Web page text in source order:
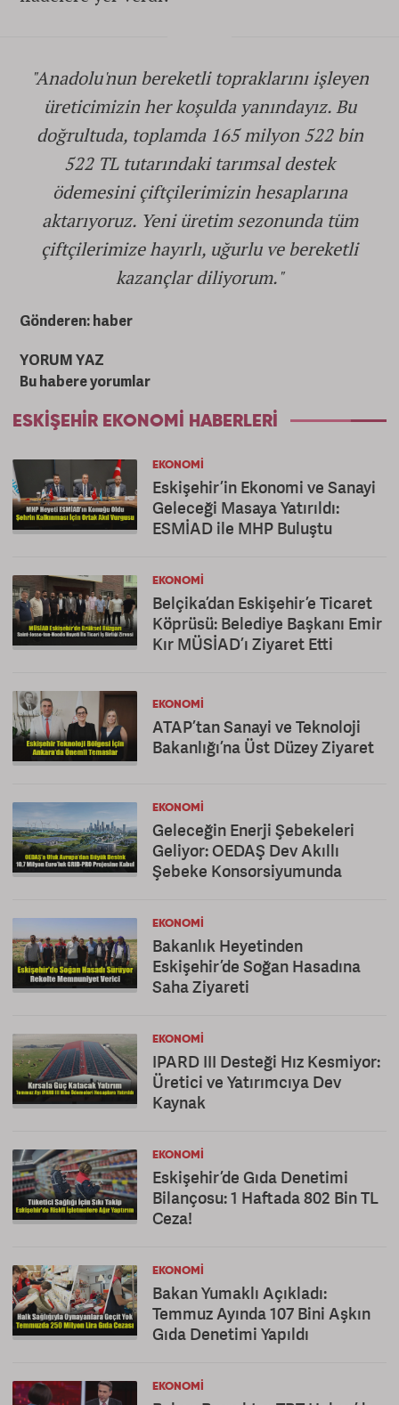
"Anadolu'nun bereketli topraklarını işleyen
üreticimizin her koşulda yanındayız. Bu
doğrultuda, toplamda 165 milyon 522 bin
522 TL tutarındaki tarımsal destek
ödemesini çiftçilerimizin hesaplarına
aktarıyoruz. Yeni üretim sezonunda tüm
çiftçilerimize hayırlı, uğurlu ve bereketli
kazançlar diliyorum."
Gönderen: haber
YORUM YAZ
Bu habere yorumlar
ESKIŞEHIR EKONOMI HABERLERI
EKONOMI
Eskişehir’in Ekonomi ve Sanayi
Geleceği Masaya Yatırıldı:
ESMİAD ile MHP Buluştu
EKONOMI
Belçika’dan Eskişehir’e Ticaret
Köprüsü: Belediye Başkanı Emir
Kır MÜSİAD’ı Ziyaret Etti
EKONOMI
ATAP’tan Sanayi ve Teknoloji
Bakanlığı’na Üst Düzey Ziyaret
EKONOMI
Geleceğin Enerji Şebekeleri
Geliyor: OEDAŞ Dev Akıllı
Şebeke Konsorsiyumunda
EKONOMI
Bakanlık Heyetinden
Eskişehir’de Soğan Hasadına
Saha Ziyareti
EKONOMI
IPARD III Desteği Hız Kesmiyor:
Üretici ve Yatırımcıya Dev
Kaynak
EKONOMI
Eskişehir’de Gıda Denetimi
Bilançosu: 1 Haftada 802 Bin TL
Ceza!
EKONOMI
Bakan Yumaklı Açıkladı:
Temmuz Ayında 107 Bini Aşkın
Gıda Denetimi Yapıldı
EKONOMI